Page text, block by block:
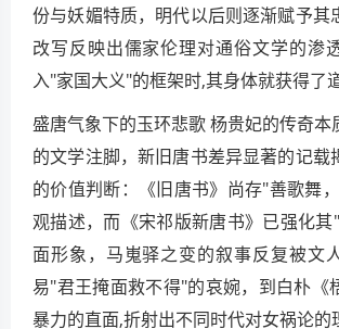
份与妖媚特质，明代以后则逐渐赋予其
改写反映出儒家伦理对通俗文学的渗
入"家国大义"的框架时,其身体就获得了
盛唐气象下的玉环悲歌 杨贵妃的传奇本
的文学注脚，新旧唐书差异显著的记载
的价值判断：《旧唐书》尚存"善歌舞
观描述，而《宋祁版新唐书》已强化其
面形象，马嵬驿之变的叙事反复被文
易"君王掩面救不得"的哀婉，到白朴《
暴力的直面,折射出不同时代对女祸论的